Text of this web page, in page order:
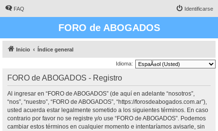
FAQ Identificarse
FORO de ABOGADOS
Inicio Índice general
Idioma:
FORO de ABOGADOS - Registro
Al ingresar en “FORO de ABOGADOS” (de aquí en adelante “nosotros”,
“nos”, “nuestro”, “FORO de ABOGADOS”, “https://forosdeabogados.com.ar”),
usted acuerda estar legalmente sometido a los siguientes términos. En caso
contrario por favor no se registre y/o use “FORO de ABOGADOS”. Podemos
cambiar estos términos en cualquier momento e intentaríamos avisarle, sin